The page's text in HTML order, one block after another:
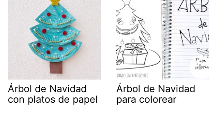
Árbol de Navidad
con platos de papel
Árbol de Navidad
para colorear